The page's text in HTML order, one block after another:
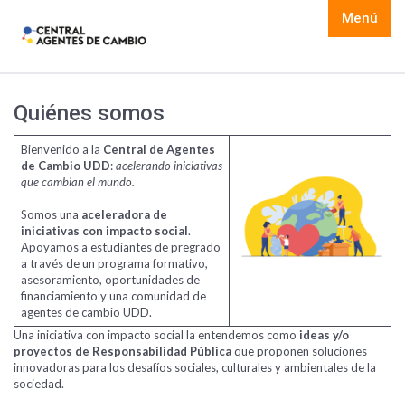
Menú
Quiénes somos
Bienvenido a la Central de Agentes
de Cambio UDD:acelerando iniciativas
que cambian el mundo.
Somos una aceleradora de
iniciativas con impacto social.
Apoyamos a estudiantes de pregrado
a través de un programa formativo,
asesoramiento, oportunidades de
financiamiento y una comunidad de
agentes de cambio UDD.
Una iniciativa con impacto social la entendemos como ideas y/o
proyectos de Responsabilidad Públicaque proponen soluciones
innovadoras para los desafíos sociales, culturales y ambientales de la
sociedad.